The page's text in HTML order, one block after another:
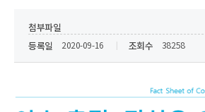
첨부파일
등록일
2020-09-16 조회수 38258